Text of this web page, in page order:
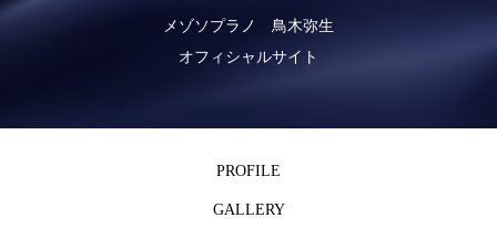
メゾソプラノ 鳥木弥生
オフィシャルサイト
PROFILE
GALLERY